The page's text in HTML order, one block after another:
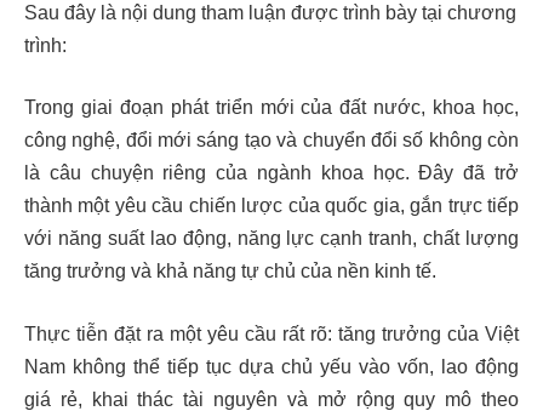
Sau đây là nội dung tham luận được trình bày tại chương
trình:
Trong giai đoạn phát triển mới của đất nước, khoa học,
công nghệ, đổi mới sáng tạo và chuyển đổi số không còn
là câu chuyện riêng của ngành khoa học. Đây đã trở
thành một yêu cầu chiến lược của quốc gia, gắn trực tiếp
với năng suất lao động, năng lực cạnh tranh, chất lượng
tăng trưởng và khả năng tự chủ của nền kinh tế.
Thực tiễn đặt ra một yêu cầu rất rõ: tăng trưởng của Việt
Nam không thể tiếp tục dựa chủ yếu vào vốn, lao động
giá rẻ, khai thác tài nguyên và mở rộng quy mô theo